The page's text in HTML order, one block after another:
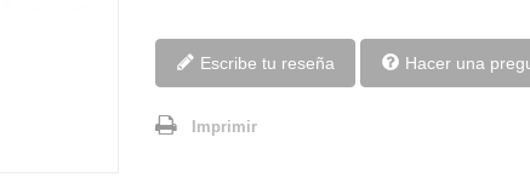
Escribe tu reseña Hacer una
Imprimir